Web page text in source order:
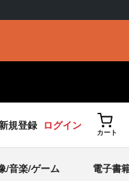
規登録 ログイン
カート
/音楽/ゲーム 電子書